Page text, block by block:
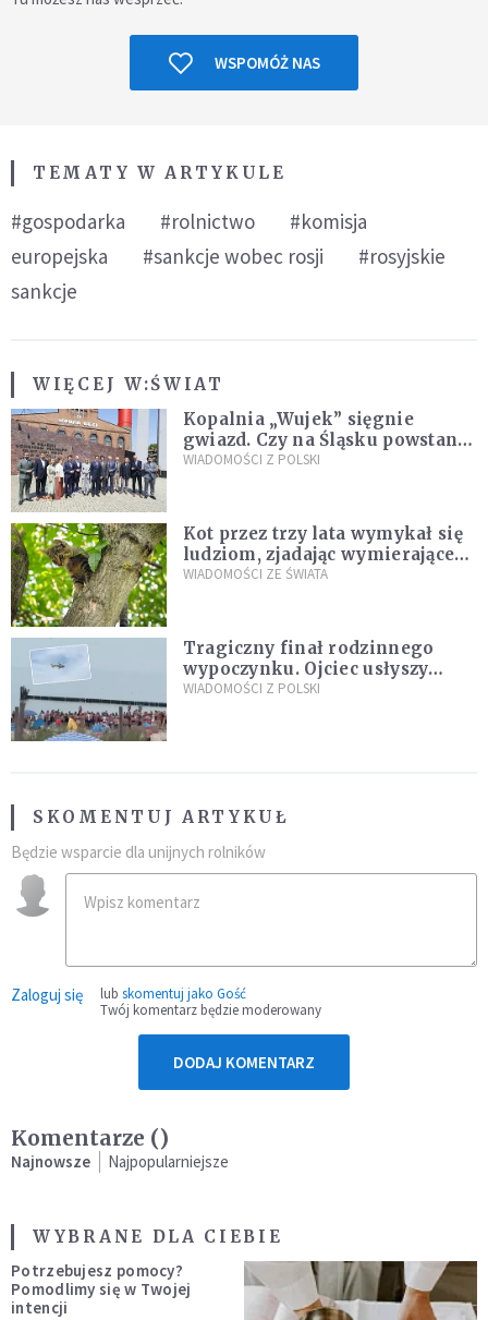
WSPOMÓŻ NAS
TEMATY W ARTYKULE
#gospodarka #rolnictwo
#komisja
europejska
#sankcje wobec rosji
#rosyjskie
sankcje
WIĘCEJ W:ŚWIAT
Kopalnia „Wujek” sięgnie
gwiazd. Czy na Śląsku powstanie
„Dolina Krzemowa”?
WIADOMOŚCI Z POLSKI
Kot przez trzy lata wymykał się
ludziom, zjadając wymierające
kaczki. W końcu popełnił
WIADOMOŚCI ZE ŚWIATA
Tragiczny finał rodzinnego
wypoczynku. Ojciec usłyszy
zarzuty
WIADOMOŚCI Z POLSKI
SKOMENTUJ ARTYKUŁ
Będzie wsparcie dla unijnych rolników
Zaloguj się lub skomentuj jako Gość
Twój komentarz będzie moderowany
DODAJ KOMENTARZ
Komentarze ()
Najnowsze Najpopularniejsze
WYBRANE DLA CIEBIE
Potrzebujesz pomocy?
Pomodlimy się w Twojej
intencji